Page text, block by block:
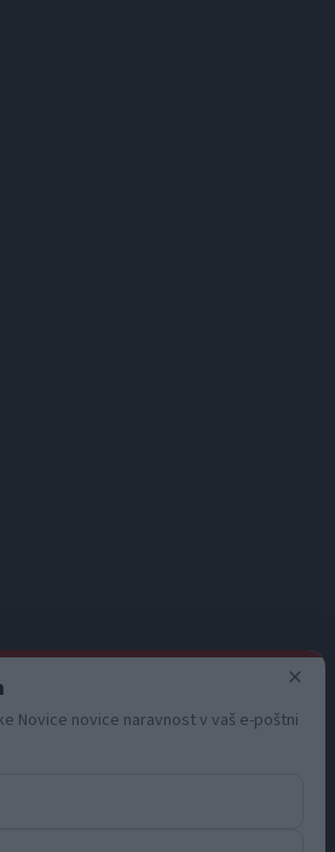
×
Novice novice naravnost v vaš e-poštni